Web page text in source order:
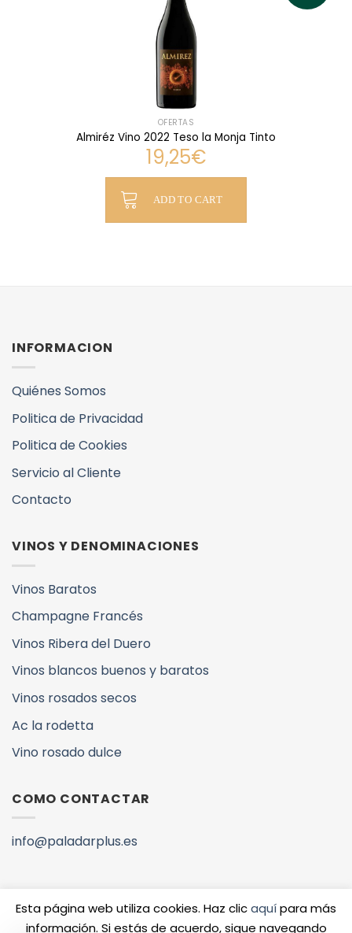
OFERTAS
Almiréz Vino 2022 Teso la Monja Tinto
19,25€
ADD TO CART
INFORMACION
Quiénes Somos
Politica de Privacidad
Politica de Cookies
Servicio al Cliente
Contacto
VINOS Y DENOMINACIONES
Vinos Baratos
Champagne Francés
Vinos Ribera del Duero
Vinos blancos buenos y baratos
Vinos rosados secos
Ac la rodetta
Vino rosado dulce
COMO CONTACTAR
info@paladarplus.es
Copyright 2026 ©
Esta página web utiliza cookies. Haz clicaquípara más
información. Si estás de acuerdo, sigue navegando